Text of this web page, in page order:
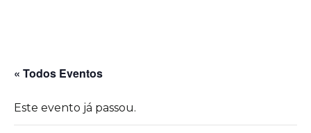
« Todos Eventos
Este evento já passou.